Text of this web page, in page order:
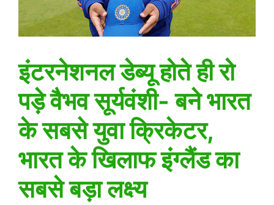
इंटरनेशनल डेब्यू होते ही रो
पड़े वैभव सूर्यवंशी- बने भारत
के सबसे युवा क्रिकेटर,
भारत के खिलाफ इंग्लैंड का
सबसे बड़ा लक्ष्य